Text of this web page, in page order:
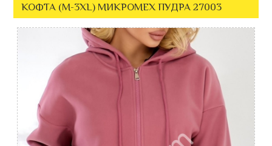
КОФТА (M-3XL) МИКРОМЕХ ПУДРА 27003